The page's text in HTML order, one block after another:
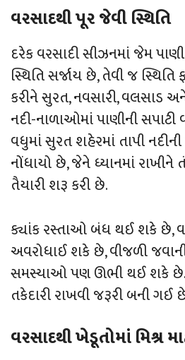
વરસાદથી પૂર જેવી સ્થિતિ
દરેક વરસાદી સીઝનમાં જેમ
સ્થિતિ સર્જાય છે, તેવી જ
કરીને સુરત, નવસારી, વલસાડ
નદી-નાળાઓમાં પાણીની
વધુમાં સુરત શહેરમાં તાપી નદીની
નોંધાયો છે, જેને ધ્યાનમાં રાખીને
તૈયારી શરૂ કરી છે.
ક્યાંક રસ્તાઓ બંધ થઈ શકે છે,
અવરોધાઈ શકે છે, વીજળી
સમસ્યાઓ પણ ઊભી થઈ શકે છે.
તકેદારી રાખવી જરૂરી બની ગઈ
વરસાદથી ખેડૂતોમાં મિશ્ર